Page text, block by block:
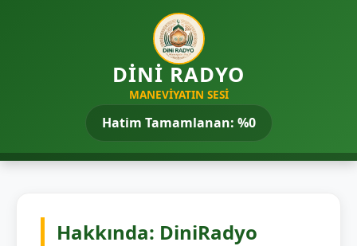
DİNİ RADYO
MANEVIYATIN SESI
Hatim Tamamlanan: %0
Hakkında: DiniRadyo